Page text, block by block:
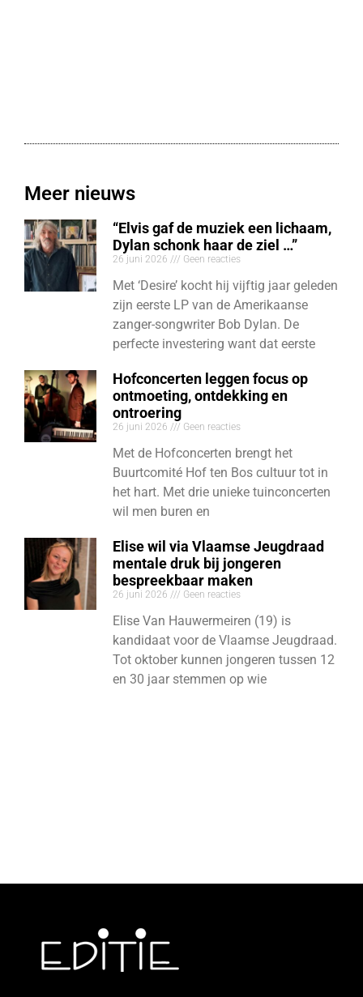
Meer nieuws
“Elvis gaf de muziek een lichaam,
Dylan schonk haar de ziel …”
26 juni 2026 Geen reacties
Met ‘Desire’ kocht hij vijftig jaar geleden
zijn eerste LP van de Amerikaanse
zanger-songwriter Bob Dylan. De
perfecte investering want dat eerste
Hofconcerten leggen focus op
ontmoeting, ontdekking en
ontroering
26 juni 2026 Geen reacties
Met de Hofconcerten brengt het
Buurtcomité Hof ten Bos cultuur tot in
het hart. Met drie unieke tuinconcerten
wil men buren en
Elise wil via Vlaamse Jeugdraad
mentale druk bij jongeren
bespreekbaar maken
26 juni 2026 Geen reacties
Elise Van Hauwermeiren (19) is
kandidaat voor de Vlaamse Jeugdraad.
Tot oktober kunnen jongeren tussen 12
en 30 jaar stemmen op wie